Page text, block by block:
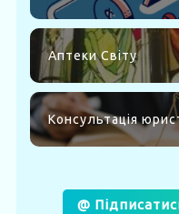
Аптеки Світу
Консультація
@